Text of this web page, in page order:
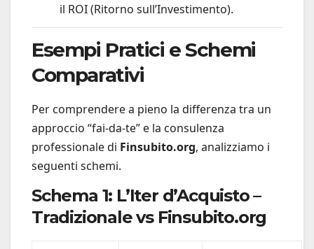
il ROI (Ritorno sull’Investimento).
Esempi Pratici e Schemi
Comparativi
Per comprendere a pieno la differenza tra un
approccio “fai-da-te” e la consulenza
professionale di Finsubito.org, analizziamo i
seguenti schemi.
Schema 1: L’Iter d’Acquisto –
Tradizionale vs Finsubito.org